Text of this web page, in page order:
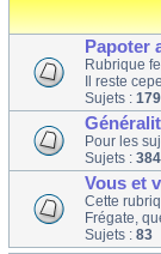
Papoter
Rubrique
Il reste
Sujets : 179
Pour les
Sujets : 384
Vous et
Cette
Frégate,
Sujets : 83